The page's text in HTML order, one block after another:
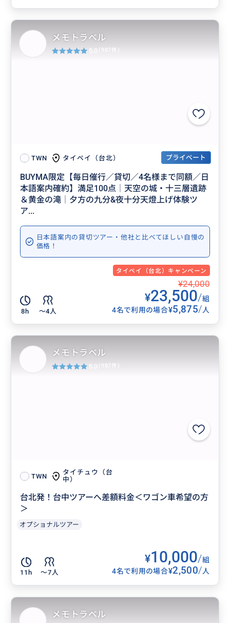
TWN タイペイ（台北） プライベート
BUYMA限定【毎日催行／貸切／4名様まで同額／日
本語案内確約】満足100点│天空の城・十三層遺跡
＆黄金の滝│夕方の九分&夜十分天燈上げ体験ツ
ア...
日本語案内の貸切ツアー・他社と比べてほしい自慢の
価格！
タイペイ（台北）キャンペーン
8h 〜4人
¥24,000
¥23,500/組
4名で利用の場合¥5,875/人
メモトラベル
5.0 (987件)
TWN
タイチュウ（台
中）
台北発！台中ツアーへ差額料金＜ワゴン車希望の方
＞
オプショナルツアー
11h 〜7人
¥10,000/組
4名で利用の場合¥2,500/人
メモトラベル
5.0 (987件)
メモトラベル